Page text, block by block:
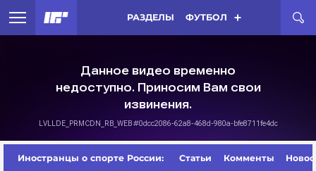
РАЗДЕЛЫ ФУТБОЛ
Иностранцы о спорте России: Статьи Комменты